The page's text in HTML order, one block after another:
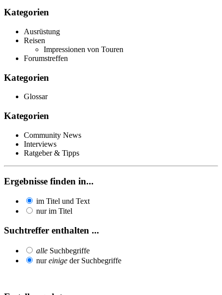
Kategorien
Ausrüstung
Reisen
Impressionen von Touren
Forumstreffen
Kategorien
Glossar
Kategorien
Community News
Interviews
Ratgeber & Tipps
Ergebnisse finden in...
im Titel und Text
nur im Titel
Suchtreffer enthalten ...
alle Suchbegriffe
nureinige der Suchbegriffe